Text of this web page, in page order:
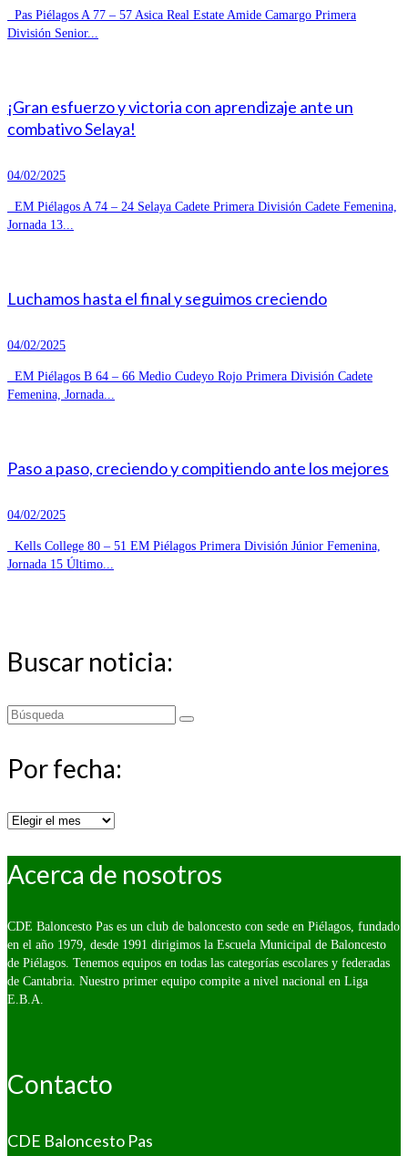
Pas Piélagos A 77 – 57 Asica Real Estate Amide Camargo Primera
División Senior...
¡Gran esfuerzo y victoria con aprendizaje ante un
combativo Selaya!
04/02/2025
EM Piélagos A 74 – 24 Selaya Cadete Primera División Cadete Femenina,
Jornada 13...
Luchamos hasta el final y seguimos creciendo
04/02/2025
EM Piélagos B 64 – 66 Medio Cudeyo Rojo Primera División Cadete
Femenina, Jornada...
Paso a paso, creciendo y compitiendo ante los mejores
04/02/2025
Kells College 80 – 51 EM Piélagos Primera División Júnior Femenina,
Jornada 15 Último...
Buscar noticia:
Buscar
Por fecha:
Por
Acerca de nosotros
CDE Baloncesto Pas es un club de baloncesto con sede en Piélagos, fundado
en el año 1979, desde 1991 dirigimos la Escuela Municipal de Baloncesto
de Piélagos. Tenemos equipos en todas las categorías escolares y federadas
de Cantabria. Nuestro primer equipo compite a nivel nacional en Liga
E.B.A.
Contacto
CDE Baloncesto Pas